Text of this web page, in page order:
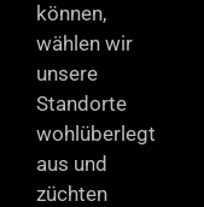
können,
wählen wir
unsere
Standorte
wohlüberlegt
aus und
züchten